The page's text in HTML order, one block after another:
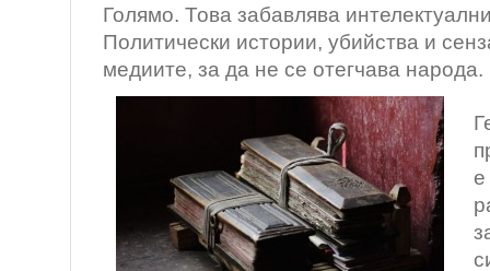
Голямо. Това забавлява
Политически истории, убийства и
медиите, за да не се отегчава народа.
е